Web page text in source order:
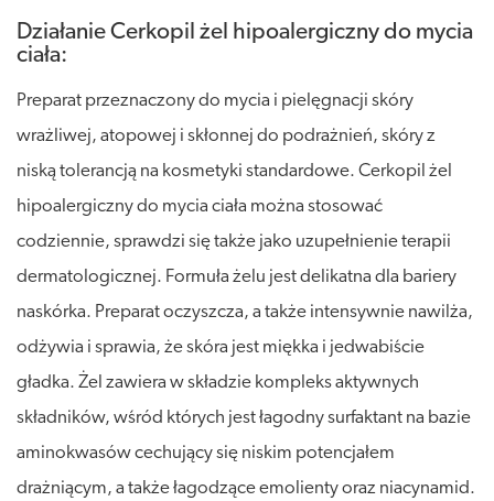
Działanie Cerkopil żel hipoalergiczny do mycia
ciała:
Preparat przeznaczony do mycia i pielęgnacji skóry
wrażliwej, atopowej i skłonnej do podrażnień, skóry z
niską tolerancją na kosmetyki standardowe. Cerkopil żel
hipoalergiczny do mycia ciała można stosować
codziennie, sprawdzi się także jako uzupełnienie terapii
dermatologicznej. Formuła żelu jest delikatna dla bariery
naskórka. Preparat oczyszcza, a także intensywnie nawilża,
odżywia i sprawia, że skóra jest miękka i jedwabiście
gładka. Żel zawiera w składzie kompleks aktywnych
składników, wśród których jest łagodny surfaktant na bazie
aminokwasów cechujący się niskim potencjałem
drażniącym, a także łagodzące emolienty oraz niacynamid.